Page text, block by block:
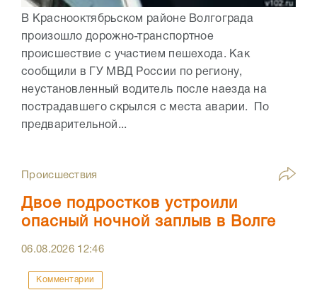
В Краснооктябрьском районе Волгограда
произошло дорожно-транспортное
происшествие с участием пешехода. Как
сообщили в ГУ МВД России по региону,
неустановленный водитель после наезда на
пострадавшего скрылся с места аварии. По
предварительной...
Происшествия
Двое подростков устроили
опасный ночной заплыв в Волге
06.08.2026 12:46
Комментарии